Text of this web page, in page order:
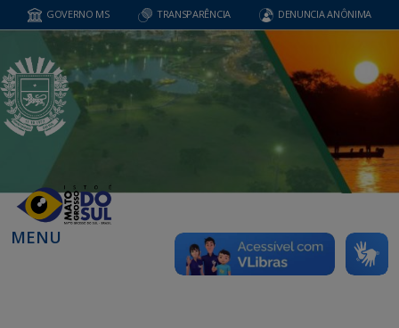
GOVERNO MS TRANSPARÊNCIA DENUNCIA ANÔNIMA
MENU